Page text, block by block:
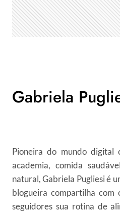
Gabriela
Pioneira do mundo digital
academia, comida
natural, Gabriela Pugliesi é
blogueira compartilha
seguidores sua rotina de